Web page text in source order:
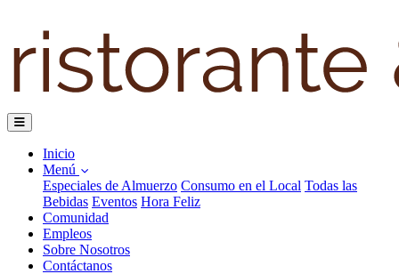
Inicio
Menú
Especiales de Almuerzo Consumo en el Local Todas las
Bebidas Eventos Hora Feliz
Comunidad
Empleos
Sobre Nosotros
Contáctanos